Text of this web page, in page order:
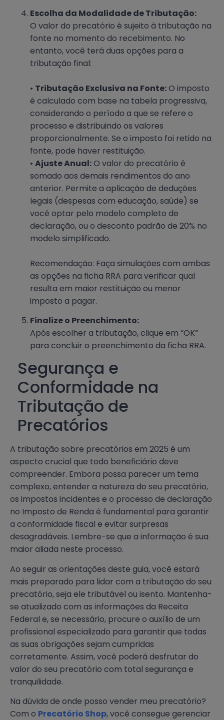
Escolha da Modalidade de Tributação:
O valor do precatório é sujeito à tributação na
fonte no momento do recebimento. No
entanto, você terá duas opções para a
tributação final:
• Tributação Exclusiva na Fonte:O imposto
é calculado com base na tabela progressiva,
considerando o período a que se refere o
processo e distribuindo os valores
proporcionalmente. Se o imposto foi retido na
fonte, pode haver restituição.
• Ajuste Anual:O valor do precatório é
somado aos demais rendimentos do ano
anterior. Permite a aplicação de deduções
legais (despesas com educação, saúde) se
você optar pelo modelo completo de
declaração, ou o desconto padrão de 20% no
modelo simplificado.
Recomendação: Faça simulações com ambas
as opções na ficha RRA para verificar qual
resulta em maior restituição ou menor
imposto a pagar.
Finalize o Preenchimento:
Após escolher a tributação, clique em “OK”
para concluir o preenchimento da ficha RRA.
Segurança e
Conformidade na
Tributação de
Precatórios
A tributação sobre precatórios em 2025 é um
aspecto crucial que todo beneficiário deve
compreender. Embora possa parecer um tema
complexo, entender a natureza do seu precatório,
os impostos incidentes e o processo de declaração
no Imposto de Renda é fundamental para garantir
a conformidade fiscal e evitar surpresas
desagradáveis. Lembre-se que a informação é sua
maior aliada neste processo.
Ao seguir as orientações deste guia, você estará
mais preparado para lidar com a tributação do seu
precatório, seja ele tributável ou isento. Mantenha-
se atualizado com as informações da Receita
Federal e, se necessário, procure o auxílio de um
profissional especializado para garantir que todas
as suas obrigações sejam cumpridas
corretamente. Assim, você poderá desfrutar do
valor do seu precatório com total segurança e
tranquilidade.
Na dúvida de onde posso vender meu precatório?
Com o Precatório Shop, você consegue gerenciar